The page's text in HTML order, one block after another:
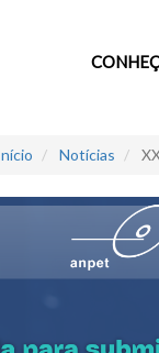
Notícias